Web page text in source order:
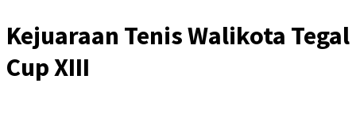
Kejuaraan Tenis Walikota Tegal
Cup XIII